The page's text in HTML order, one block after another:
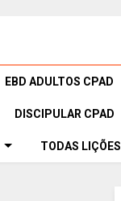
EBD ADULTOS CPAD
DISCIPULAR CPAD
TODAS LIÇÕES